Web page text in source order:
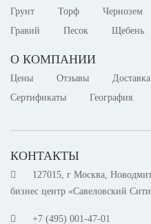
Грунт Торф Чернозем
Гравий
Песок Щебень
О КОМПАНИИ
Цены Отзывы
Сертификаты
География
КОНТАКТЫ
127015, г Москва,
бизнес центр «Савеловский
+7 (495) 001-47-01